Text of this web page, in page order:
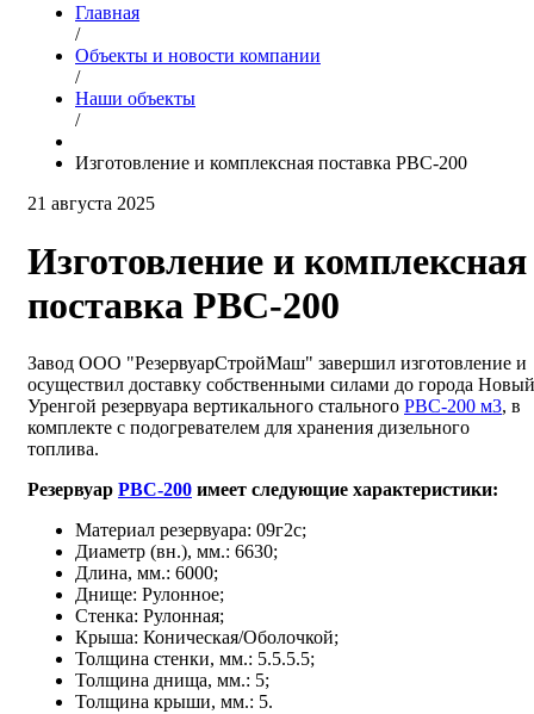
Главная
/
Объекты и новости компании
/
Наши объекты
/
Изготовление и комплексная поставка РВС-200
21 августа 2025
Изготовление и комплексная
поставка РВС-200
Завод ООО "РезервуарСтройМаш" завершил изготовление и
осуществил доставку собственными силами до города Новый
Уренгой резервуара вертикального стального РВС-200 м3, в
комплекте с подогревателем для хранения дизельного
топлива.
Резервуар РВС-200 имеет следующие характеристики:
Материал резервуара: 09г2с;
Диаметр (вн.), мм.: 6630;
Длина, мм.: 6000;
Днище: Рулонное;
Стенка: Рулонная;
Крыша: Коническая/Оболочкой;
Толщина стенки, мм.: 5.5.5.5;
Толщина днища, мм.: 5;
Толщина крыши, мм.: 5.